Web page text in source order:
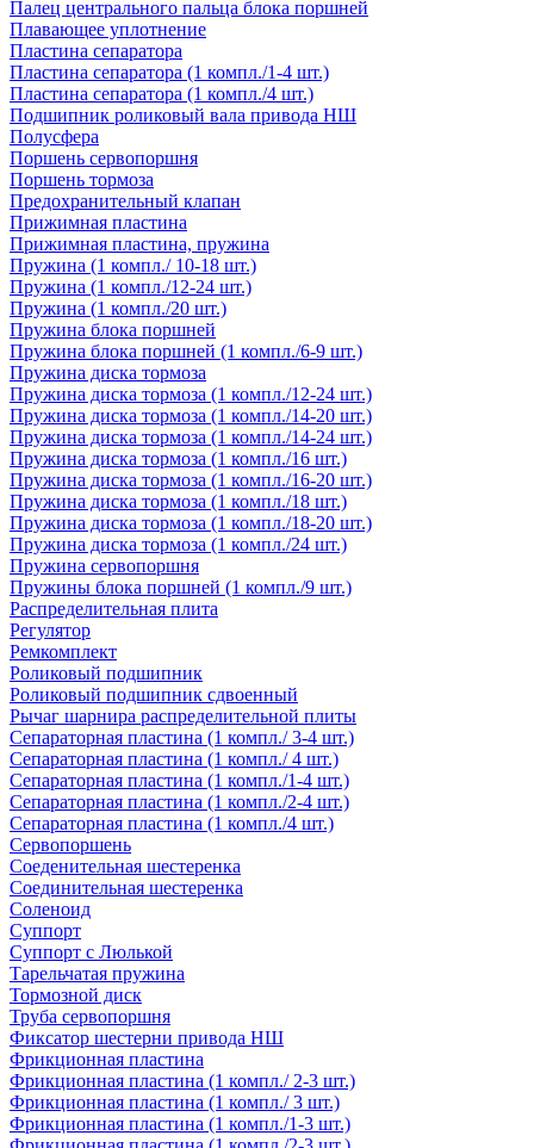
Палец центрального пальца блока поршней
Плавающее уплотнение
Пластина сепаратора
Пластина сепаратора (1 компл./1-4 шт.)
Пластина сепаратора (1 компл./4 шт.)
Подшипник роликовый вала привода НШ
Полусфера
Поршень сервопоршня
Поршень тормоза
Предохранительный клапан
Прижимная пластина
Прижимная пластина, пружина
Пружина (1 компл./ 10-18 шт.)
Пружина (1 компл./12-24 шт.)
Пружина (1 компл./20 шт.)
Пружина блока поршней
Пружина блока поршней (1 компл./6-9 шт.)
Пружина диска тормоза
Пружина диска тормоза (1 компл./12-24 шт.)
Пружина диска тормоза (1 компл./14-20 шт.)
Пружина диска тормоза (1 компл./14-24 шт.)
Пружина диска тормоза (1 компл./16 шт.)
Пружина диска тормоза (1 компл./16-20 шт.)
Пружина диска тормоза (1 компл./18 шт.)
Пружина диска тормоза (1 компл./18-20 шт.)
Пружина диска тормоза (1 компл./24 шт.)
Пружина сервопоршня
Пружины блока поршней (1 компл./9 шт.)
Распределительная плита
Регулятор
Ремкомплект
Роликовый подшипник
Роликовый подшипник сдвоенный
Рычаг шарнира распределительной плиты
Сепараторная пластина (1 компл./ 3-4 шт.)
Сепараторная пластина (1 компл./ 4 шт.)
Сепараторная пластина (1 компл./1-4 шт.)
Сепараторная пластина (1 компл./2-4 шт.)
Сепараторная пластина (1 компл./4 шт.)
Сервопоршень
Соеденительная шестеренка
Соединительная шестеренка
Соленоид
Суппорт
Суппорт с Люлькой
Тарельчатая пружина
Тормозной диск
Труба сервопоршня
Фиксатор шестерни привода НШ
Фрикционная пластина
Фрикционная пластина (1 компл./ 2-3 шт.)
Фрикционная пластина (1 компл./ 3 шт.)
Фрикционная пластина (1 компл./1-3 шт.)